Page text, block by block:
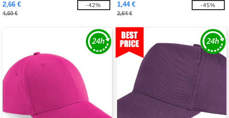
2,66 €
4,60 €
-42% 1,44 €
2,64 €
-45%